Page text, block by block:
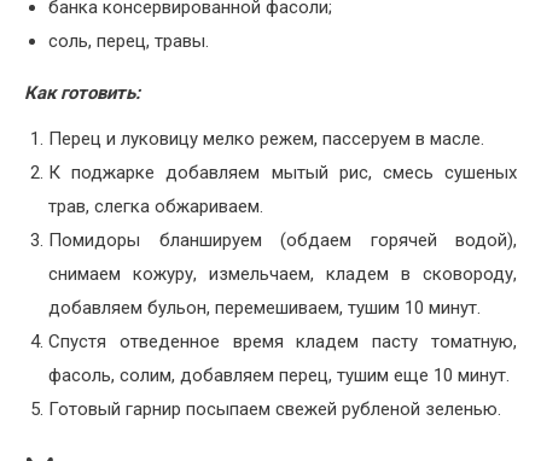
банка консервированной фасоли;
соль, перец, травы.
Как готовить:
Перец и луковицу мелко режем, пассеруем в масле.
К поджарке добавляем мытый рис, смесь сушеных
трав, слегка обжариваем.
Помидоры бланшируем (обдаем горячей водой),
снимаем кожуру, измельчаем, кладем в сковороду,
добавляем бульон, перемешиваем, тушим 10 минут.
Спустя отведенное время кладем пасту томатную,
фасоль, солим, добавляем перец, тушим еще 10 минут.
Готовый гарнир посыпаем свежей рубленой зеленью.